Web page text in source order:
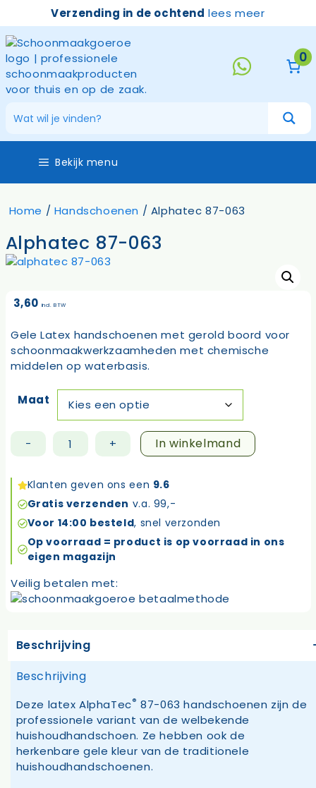
de
inhoud
Verzending in de ochtend lees meer
0
Bekijk menu
Home / Handschoenen / Alphatec 87-063
Alphatec 87-063
3,60 incl. BTW
Gele Latex handschoenen met gerold boord voor
schoonmaakwerkzaamheden met chemische
middelen op waterbasis.
Maat
-
Alphatec
063
aantal
+ In winkelmand
Klanten geven ons een 9.6
Gratis verzenden v.a. 99,-
Voor 14:00 besteld, snel verzonden
Op voorraad = product is op voorraad in ons
eigen magazijn
Veilig betalen met:
Beschrijving
Beschrijving
Deze latex AlphaTec® 87-063 handschoenen zijn de
professionele variant van de welbekende
huishoudhandschoen. Ze hebben ook de
herkenbare gele kleur van de traditionele
huishoudhandschoenen.